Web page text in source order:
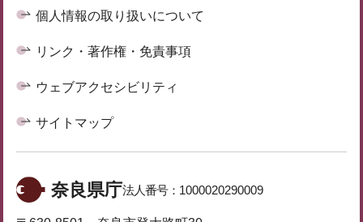
個人情報の取り扱いについて
リンク・著作権・免責事項
ウェブアクセシビリティ
サイトマップ
奈良県庁法人番号： 1000020290009